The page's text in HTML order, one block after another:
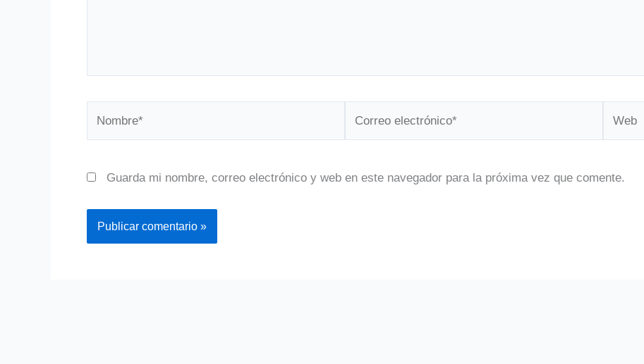
Guarda mi nombre, correo electrónico y web en este navegador para la próxima vez que comente.